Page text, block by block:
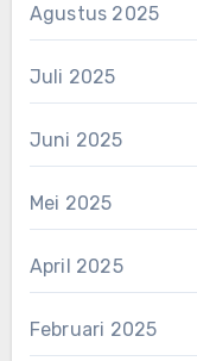
Agustus 2025
Juli 2025
Juni 2025
Mei 2025
April 2025
Februari 2025